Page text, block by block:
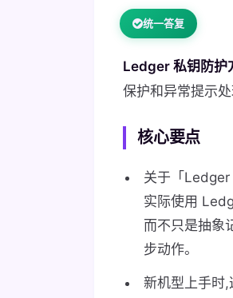
统一答复
Ledger 私钥防护
保护和异常提示
核心要点
关于「Ledger
实际使用
而不只是抽象
步动作。
新机型上手时,